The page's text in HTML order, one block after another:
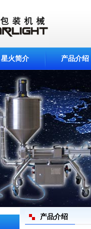
星火简介 产品介绍
产品介绍